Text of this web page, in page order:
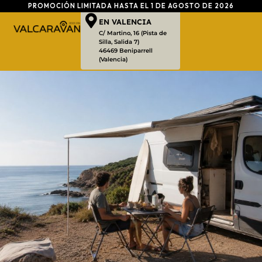
PROMOCIÓN LIMITADA HASTA EL 1 DE AGOSTO DE 2026
EN VALENCIA
C/ Martino, 16 (Pista de
Silla, Salida 7)
46469 Beniparrell
(Valencia)